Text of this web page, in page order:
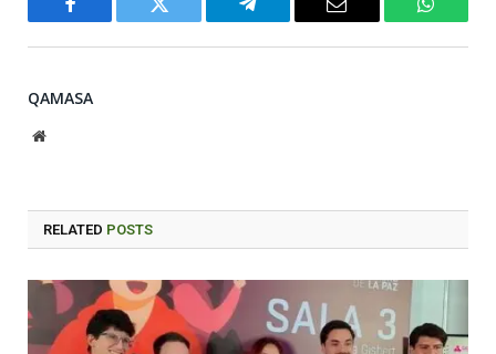
Facebook Twitter Telegram Email
QAMASA
Website
RELATED POSTS